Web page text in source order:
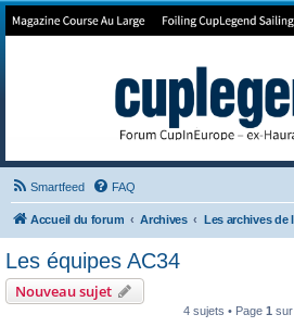
Forum de Cup In Europe
Smartfeed FAQ
Accueil du forum Archives
Les équipes AC34
Nouveau sujet
4 sujets • Page 1 sur